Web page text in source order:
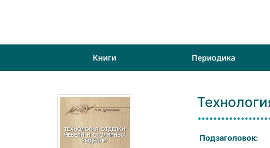
Книги Периодика
Подзаголовок: